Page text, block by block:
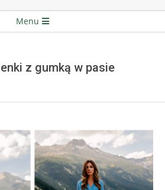
Menu
z gumką w pasie